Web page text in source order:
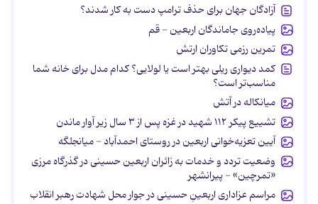
آزادگان جهان برای حذف ترامپ دست به کار شدند؟
پیاده‌روی جاماندگان اربعین - قم
تمرین رزمی تکاوران ارتش
کمد دیواری ریلی بهتر است یا لولایی؟ کدام مدل برای خانه شما
مناسب‌تر است؟
میانکاله در آتش
تشییع پیکر ۱۱۲ شهید در غزه پس از ۳ سال زیر آوار ماندن
آیین تعزیه‌خوانی اربعین در روستای احمدآباد - میانجلگه
وضعیت تردد و خدمات به زائران اربعین حسینی در گذرگاه مرزی
«تمرچین» - پیرانشهر
مراسم عزاداری اربعینِ حسینی در جوار محل شهادت رهبر انقلاب